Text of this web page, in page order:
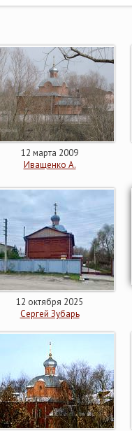
12 марта 2009
Иващенко А.
12 октября 2025
Сергей Зубарь